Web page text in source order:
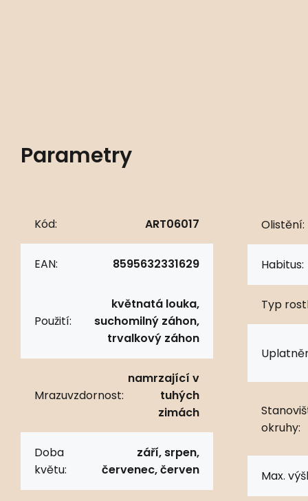
Parametry
Kód: ART06017
EAN: 8595632331629
Použití:
květnatá louka,
suchomilný záhon,
trvalkový záhon
Mrazuvzdornost:
namrzající v
tuhých
zimách
Doba
květu:
září, srpen,
červenec, červen
Olistění:
Habitus:
Typ
okruhy:
Max.